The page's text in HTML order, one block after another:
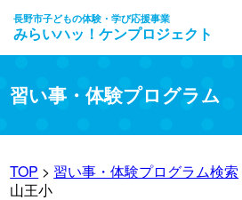
長野市子どもの体験・学び応援事業
みらいハッ！ケンプロジェクト
習い事・体験プログラム
TOP > 習い事・体験プログラム検索
山王小